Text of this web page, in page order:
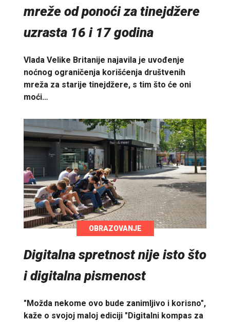
mreže od ponoći za tinejdžere
uzrasta 16 i 17 godina
Vlada Velike Britanije najavila je uvođenje
noćnog ograničenja korišćenja društvenih
mreža za starije tinejdžere, s tim što će oni
moći…
OBRAZOVANJE
Digitalna spretnost nije isto što
i digitalna pismenost
"Možda nekome ovo bude zanimljivo i korisno",
kaže o svojoj maloj ediciji "Digitalni kompas za